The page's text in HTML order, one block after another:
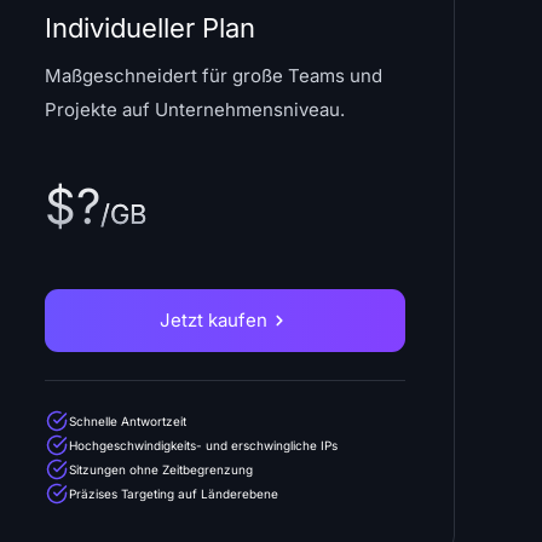
Individueller Plan
Maßgeschneidert für große Teams und
Projekte auf Unternehmensniveau.
$?/GB
Jetzt kaufen
Schnelle Antwortzeit
Hochgeschwindigkeits- und erschwingliche IPs
Sitzungen ohne Zeitbegrenzung
Präzises Targeting auf Länderebene